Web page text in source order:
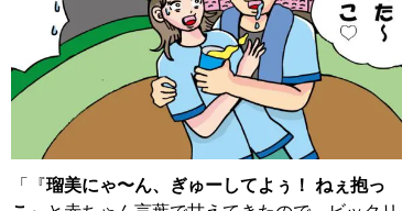
「『瑠美にゃ〜ん、ぎゅーしてよぅ！ ねぇ抱っ